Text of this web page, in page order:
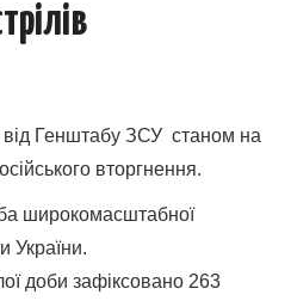
Генштабу ЗСУ станом на
вторгнення.
широкомасштабної
України.
доби зафіксовано 263